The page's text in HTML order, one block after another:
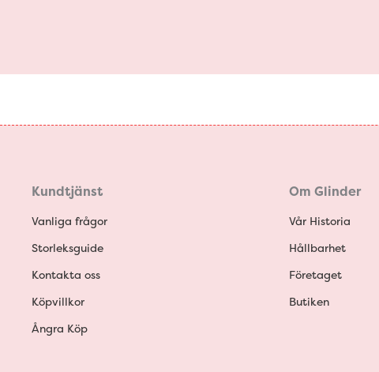
Kundtjänst
Vanliga frågor
Storleksguide
Kontakta oss
Köpvillkor
Ångra Köp
Om Glinder
Vår Historia
Hållbarhet
Företaget
Butiken